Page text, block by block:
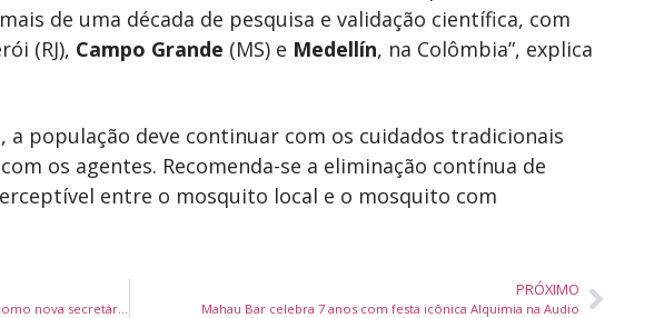
de uma década de pesquisa e validação científica, com
(RJ), Campo Grande (MS) e Medellín, na Colômbia”, explica
população deve continuar com os cuidados tradicionais
os agentes. Recomenda-se a eliminação contínua de
entre o mosquito local e o mosquito com
Balneário Piçarras anuncia Maria Juraci Alexandrino como nova secretária de Assistência Social
PRÓXIMO
Mahau Bar celebra 7 anos com festa icônica Alquimia na Audio